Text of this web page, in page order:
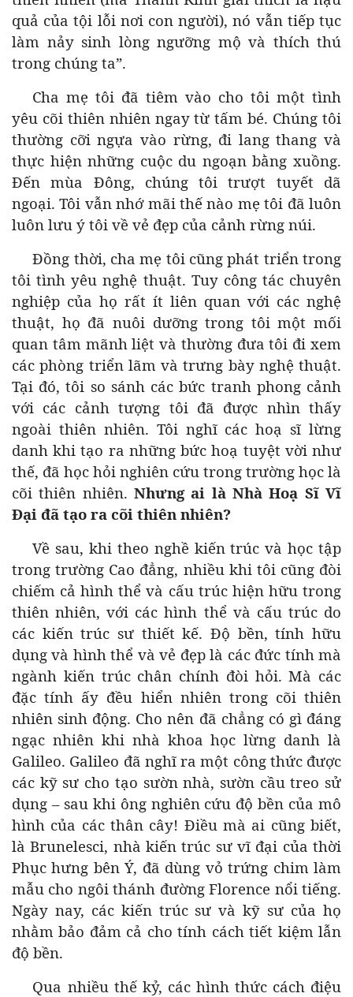
quả của tội lỗi nơi con người), nó vẫn tiếp tục
làm nảy sinh lòng ngưỡng mộ và thích thú
trong chúng ta”.
Cha mẹ tôi đã tiêm vào cho tôi một tình
yêu cõi thiên nhiên ngay từ tấm bé. Chúng tôi
thường cỡi ngựa vào rừng, đi lang thang và
thực hiện những cuộc du ngoạn bằng xuồng.
Đến mùa Đông, chúng tôi trượt tuyết dã
ngoại. Tôi vẫn nhớ mãi thế nào mẹ tôi đã luôn
luôn lưu ý tôi về vẻ đẹp của cảnh rừng núi.
Đồng thời, cha mẹ tôi cũng phát triển trong
tôi tình yêu nghệ thuật. Tuy công tác chuyên
nghiệp của họ rất ít liên quan với các nghệ
thuật, họ đã nuôi dưỡng trong tôi một mối
quan tâm mãnh liệt và thường đưa tôi đi xem
các phòng triển lãm và trưng bày nghệ thuật.
Tại đó, tôi so sánh các bức tranh phong cảnh
với các cảnh tượng tôi đã được nhìn thấy
ngoài thiên nhiên. Tôi nghĩ các hoạ sĩ lừng
danh khi tạo ra những bức hoạ tuyệt vời như
thế, đã học hỏi nghiên cứu trong trường học là
cõi thiên nhiên. Nhưng ai là Nhà Hoạ Sĩ Vĩ
Đại đã tạo ra cõi thiên nhiên?
Về sau, khi theo nghề kiến trúc và học tập
trong trường Cao đẳng, nhiều khi tôi cũng đòi
chiếm cả hình thể và cấu trúc hiện hữu trong
thiên nhiên, với các hình thể và cấu trúc do
các kiến trúc sư thiết kế. Độ bền, tính hữu
dụng và hình thể và vẻ đẹp là các đức tính mà
ngành kiến trúc chân chính đòi hỏi. Mà các
đặc tính ấy đều hiển nhiên trong cõi thiên
nhiên sinh động. Cho nên đã chẳng có gì đáng
ngạc nhiên khi nhà khoa học lừng danh là
Galileo. Galileo đã nghĩ ra một công thức được
các kỹ sư cho tạo sườn nhà, sườn cầu treo sử
dụng – sau khi ông nghiên cứu độ bền của mô
hình của các thân cây! Điều mà ai cũng biết,
là Brunelesci, nhà kiến trúc sư vĩ đại của thời
Phục hưng bên Ý, đã dùng vỏ trứng chim làm
mẫu cho ngôi thánh đường Florence nổi tiếng.
Ngày nay, các kiến trúc sư và kỹ sư của họ
nhằm bảo đảm cả cho tính cách tiết kiệm lẫn
độ bền.
Qua nhiều thế kỷ, các hình thức cách điệu